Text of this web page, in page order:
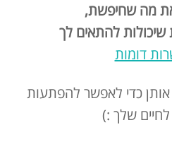
מה שחיפשת,
שיכולות להתאים לך
דומות
כדי לאפשר להפתעות
שלך :)